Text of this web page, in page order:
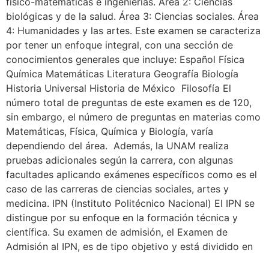
biológicas y de la salud. Área 3: Ciencias sociales. Área
4: Humanidades y las artes. Este examen se caracteriza
por tener un enfoque integral, con una sección de
conocimientos generales que incluye: Español Física
Química Matemáticas Literatura Geografía Biología
Historia Universal Historia de México Filosofía El
número total de preguntas de este examen es de 120,
sin embargo, el número de preguntas en materias como
Matemáticas, Física, Química y Biología, varía
dependiendo del área. Además, la UNAM realiza
pruebas adicionales según la carrera, con algunas
facultades aplicando exámenes específicos como es el
caso de las carreras de ciencias sociales, artes y
medicina. IPN (Instituto Politécnico Nacional) El IPN se
distingue por su enfoque en la formación técnica y
científica. Su examen de admisión, el Examen de
Admisión al IPN, es de tipo objetivo y está dividido en